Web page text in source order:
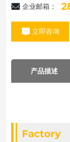
企业邮箱：
立即咨询
产品描述
Factory